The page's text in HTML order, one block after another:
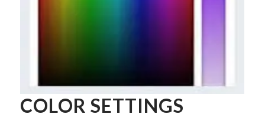
COLOR SETTINGS